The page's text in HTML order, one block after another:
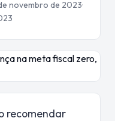
novembro de 2023·
recomendar